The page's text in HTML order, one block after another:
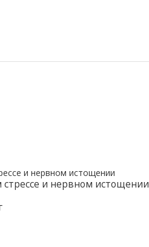
стрессе и нервном истощении